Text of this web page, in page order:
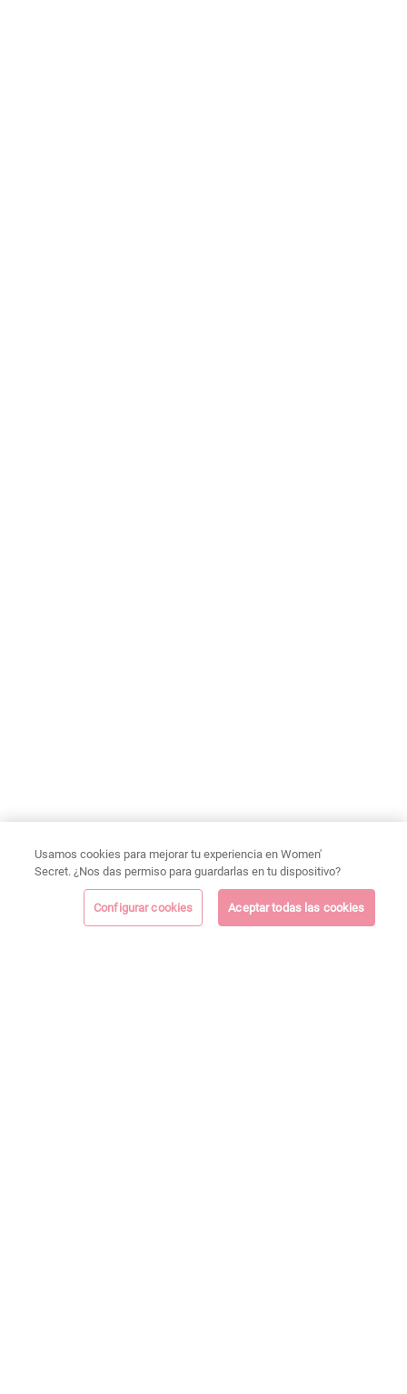
Usamos cookies para mejorar tu experiencia en Women'
Secret. ¿Nos das permiso para guardarlas en tu dispositivo?
Configurar cookies Aceptar todas las cookies